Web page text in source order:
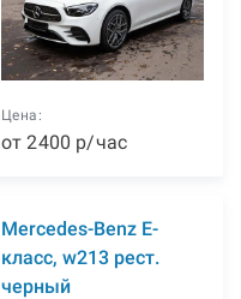
Цена:
от2400 р/час
Mercedes-Benz E-
класс, w213 рест.
черный